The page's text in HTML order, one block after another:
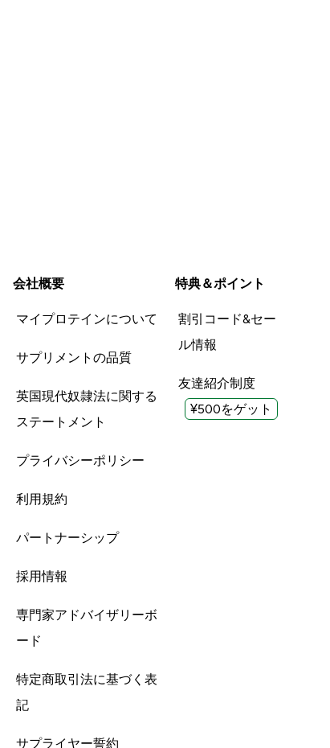
会社概要
マイプロテインについて
サプリメントの品質
英国現代奴隷法に関する
ステートメント
プライバシーポリシー
利用規約
パートナーシップ
採用情報
専門家アドバイザリーボ
ード
特定商取引法に基づく表
記
サプライヤー誓約
特典＆ポイント
割引コード&セー
ル情報
友達紹介制度
¥500をゲット